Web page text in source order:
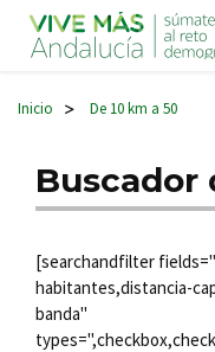
Navegación
Inicio > De 10 km a 50
Buscador
[searchandfilter
habitantes,distancia-
banda"